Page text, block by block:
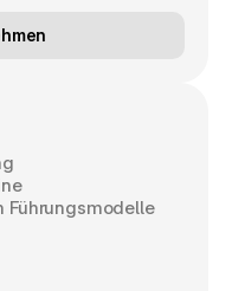
Führungsmodelle